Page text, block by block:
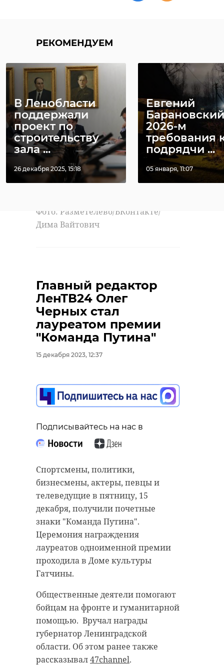
РЕКОМЕНДУЕМ
В Ленобласти
поддержали
проект по
строительству
зала ...
26 декабря 2025, 15:18
Евгений
2026-м
требования
подрядчи ...
05 января, 11:07
Главный редактор
ЛенТВ24 Олег
Черных стал
лауреатом премии
"Команда Путина"
15 декабря 2023, 12:37
Подписывайтесь на нас в
Спортсмены, политики,
бизнесмены, актеры, певцы и
телеведущие в пятницу, 15
декабря, получили почетные
знаки "Команда Путина".
Церемония награждения
лауреатов одноименной премии
проходила в Доме культуры
Гатчины.
Общественные деятели помогают
бойцам на фронте и гуманитарной
помощью. Вручал награды
губернатор Ленинградской
области. Об этом ранее также
рассказывал47channel.
пользователь
"ВКонтакте" (ДТП и
ЧП Всеволожск и
Фото: Разметелево/ВКонтакте/
Дима Вайтович
Поделиться статьей:
РЕКОМЕНДУЕМ
Под Колтушами
произошло
утреннее ДТП -
видео
16 октября 2020, 11:33
КАДе - видео
Поделиться статьей: